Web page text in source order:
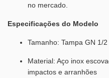
no mercado.
Especificações do Modelo
Tamanho: Tampa GN 1/2
Material: Aço inox
impactos e arranhões